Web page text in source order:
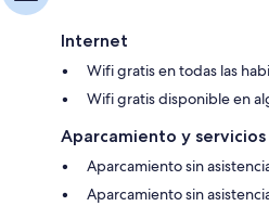
Internet
Wifi gratis en todas las
Wifi gratis disponible en
Aparcamiento y
Aparcamiento sin
Aparcamiento sin